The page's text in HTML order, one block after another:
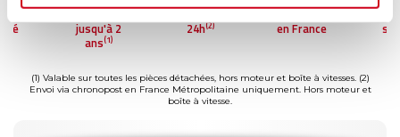
Garantie
jusqu'à 2
Livraison dès
(2)
Reconditionné
Paiement
sécurisé
(1) Valable sur toutes les pièces détachées, hors moteur et boîte à vitesses. (2)
Envoi via chronopost en France Métropolitaine uniquement. Hors moteur et
boîte à vitesse.